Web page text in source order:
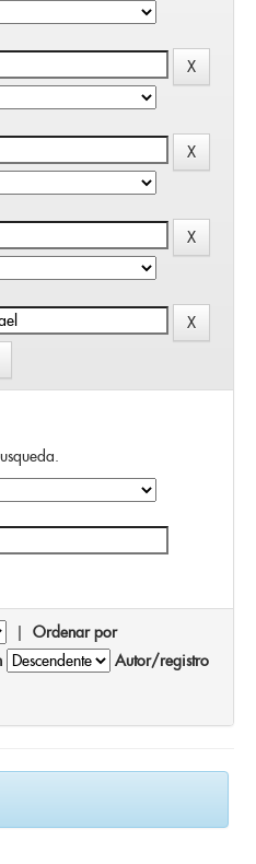
| Ordenar por
Autor/registro